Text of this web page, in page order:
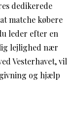
dedikerede
matche købere
leder efter en
lejlighed nær
Vesterhavet, vil
og hjælp